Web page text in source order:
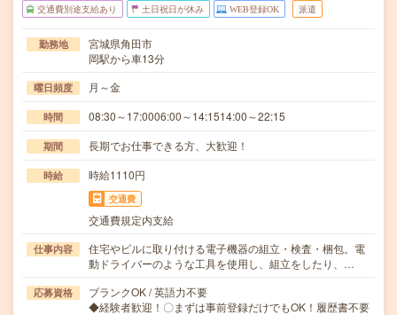
交通費別途支給あり 土日祝日が休み WEB登録OK 派遣
勤務地
宮城県角田市
岡駅から車13分
曜日頻度 月～金
時間 08:30～17:0006:00～14:1514:00～22:15
期間 長期でお仕事できる方、大歓迎！
時給 時給1110円
交通費
交通費規定内支給
仕事内容
住宅やビルに取り付ける電子機器の組立・検査・梱包。電
動ドライバーのような工具を使用し、組立をしたり、…
応募資格
ブランクOK / 英語力不要
◆経験者歓迎！〇まずは事前登録だけでもOK！履歴書不要